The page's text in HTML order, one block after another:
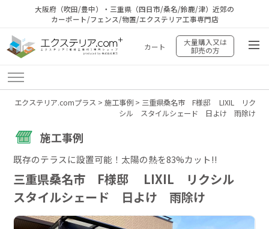
大阪府（吹田/豊中）・三重県（四日市/桑名/鈴鹿/津）近郊の
カーポート/フェンス/物置/エクステリア工事専門店
カート
大量購入又は
卸売の方
エクステリア.comプラス > 施工事例> 三重県桑名市 F様邸 LIXIL リク
シル スタイルシェード 日よけ 雨除け
施工事例
既存のテラスに設置可能！太陽の熱を83%カット!!
三重県桑名市 F様邸 LIXIL リクシル
スタイルシェード 日よけ 雨除け